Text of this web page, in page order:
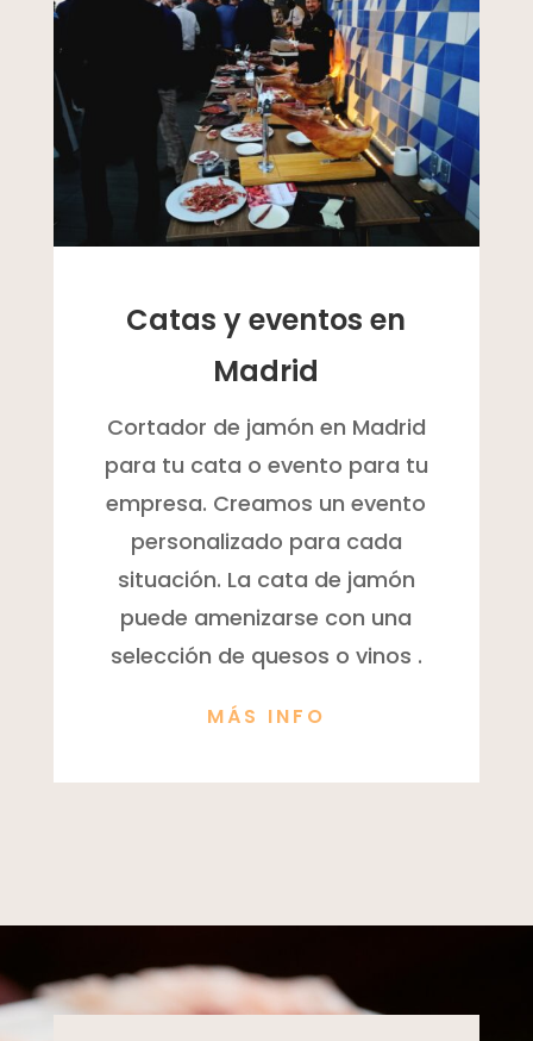
Catas y eventos en
Madrid
Cortador de jamón en Madrid
para tu cata o evento para tu
empresa. Creamos un evento
personalizado para cada
situación. La cata de jamón
puede amenizarse con una
selección de quesos o vinos .
MÁS INFO